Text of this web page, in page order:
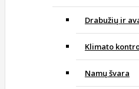
Drabužių ir
Klimato
Namų švara